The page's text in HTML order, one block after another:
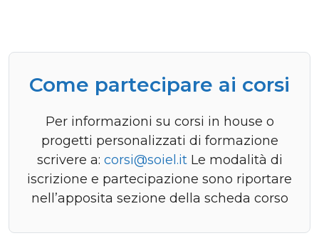
Come partecipare ai corsi
Per informazioni su corsi in house o
progetti personalizzati di formazione
scrivere a: corsi@soiel.itLe modalità di
iscrizione e partecipazione sono riportare
nell’apposita sezione della scheda corso